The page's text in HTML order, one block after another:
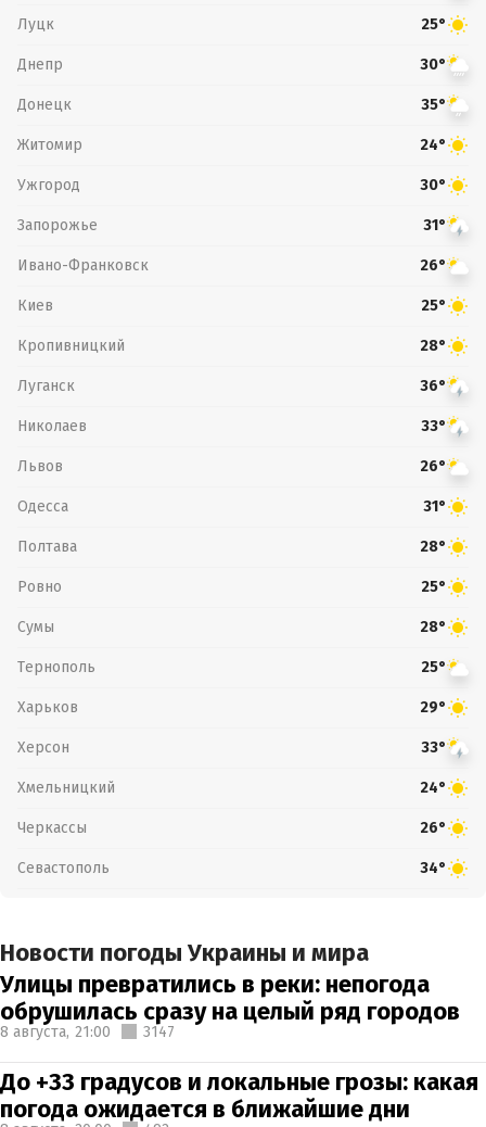
Луцк 25°
Днепр 30°
Донецк 35°
Житомир 24°
Ужгород 30°
Запорожье 31°
Ивано-Франковск 26°
Киев 25°
Кропивницкий 28°
Луганск 36°
Николаев 33°
Львов 26°
Одесса 31°
Полтава 28°
Ровно 25°
Сумы 28°
Тернополь 25°
Харьков 29°
Херсон 33°
Хмельницкий 24°
Черкассы 26°
Севастополь 34°
Новости погоды Украины и мира
Улицы превратились в реки: непогода
обрушилась сразу на целый ряд городов
8 августа, 21:00 3147
До +33 градусов и локальные грозы: какая
погода ожидается в ближайшие дни